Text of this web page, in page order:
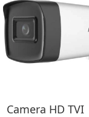
Camera HD TVI